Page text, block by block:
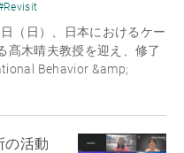
（日）、日本におけるケー
髙木晴夫教授を迎え、修了
Behavior &amp;
の活動